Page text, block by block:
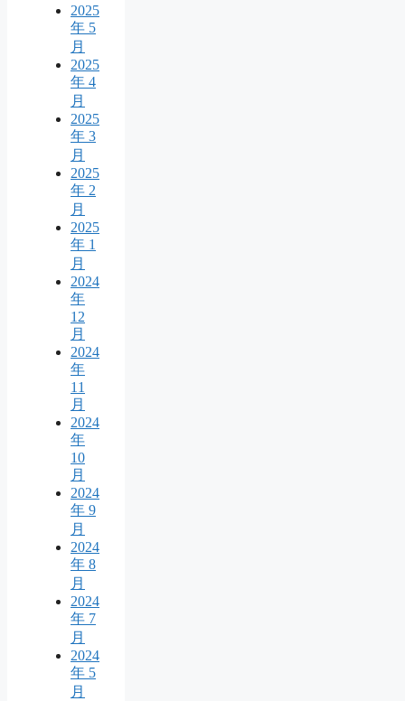
2025
年 5
月
2025
年 4
月
2025
年 3
月
2025
年 2
月
2025
年 1
月
2024
年
12
月
2024
年
11
月
2024
年
10
月
2024
年 9
月
2024
年 8
月
2024
年 7
月
2024
年 5
月